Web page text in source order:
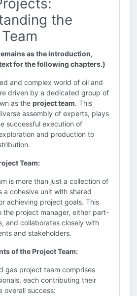
the
as the introduction,
for the following chapters.)
and complex world of oil and
driven by a dedicated group of
as the project team. This
assembly of experts, plays
successful execution of
and production to
Team:
is more than just a collection of
a cohesive unit with shared
achieving project goals. This
the project manager, either part-
and collaborates closely with
and stakeholders.
of the Project Team:
gas project team comprises
each contributing their
overall success: